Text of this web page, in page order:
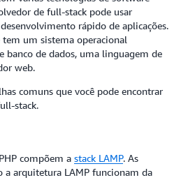
de full-stack pode usar
rápido de aplicações.
um sistema operacional
banco de dados, uma linguagem de
web.
comuns que você pode encontrar
stack.
compõem a stack LAMP. As
a arquitetura LAMP funcionam da